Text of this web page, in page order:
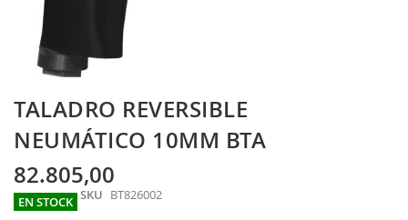
Skip
to
the
beginning
of
the
images
gallery
TALADRO REVERSIBLE
NEUMÁTICO 10MM BTA
82.805,00
EN STOCK SKU BT826002